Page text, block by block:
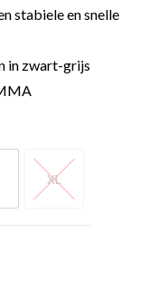
stabiele en snelle
in zwart-grijs
XL
XL